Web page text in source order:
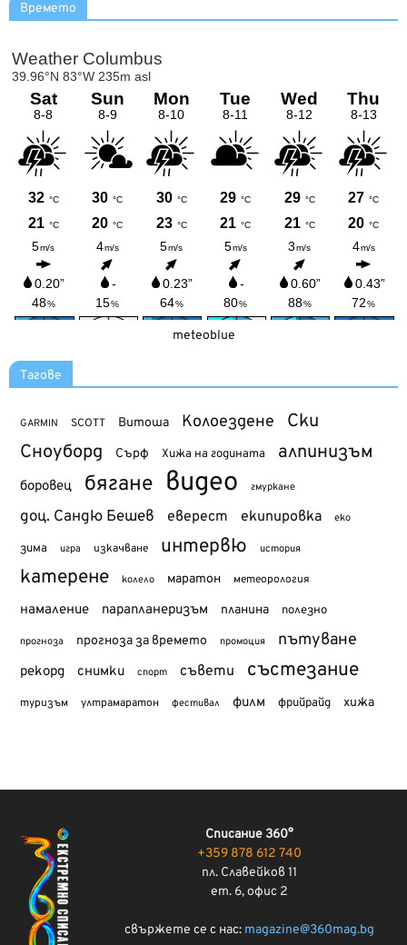
Времето
meteoblue
Тагове
GARMIN SCOTT Витоша Колоездене Ски
Сноуборд Сърф Хижа на годината алпинизъм
боровец бягане видео гмуркане
доц. Сандю Бешев еверест екипировка еко
зима игра изкачване интервю история
катерене колело маратон метеорология
намаление парапланеризъм планина полезно
прогноза прогноза за времето промоция пътуване
рекорд снимки спорт съвети състезание
туризъм ултрамаратон фестивал филм фрийрайд хижа
Списание 360°
+359 878 612 740
пл. Славейков 11
ет. 6, офис 2
свържете се с нас: magazine@360mag.bg